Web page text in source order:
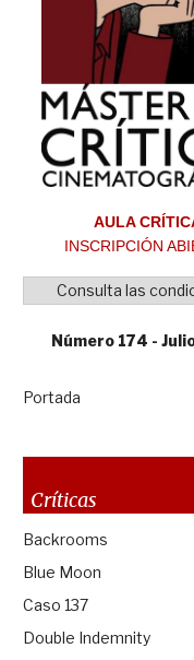
AULA
INSCRIPCIÓN
Consulta las
Número 174 -
Portada
Críticas
Backrooms
Blue Moon
Caso 137
Double Indemnity